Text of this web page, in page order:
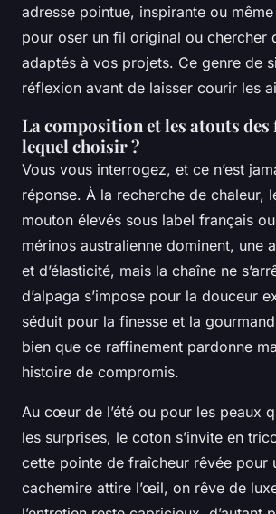
adresse pointue, inspirante ou
pour oser un fil original ou chercher
adaptés à vos projets. Ce genre de
réflexion avant de laisser courir les
La composition et les atouts
lequel choisir ?
Vous vous interrogez, et ce n’est
réponse. À la recherche de chaleur,
mouton élevés sous label français
mérinos australienne dominent, une
et d’élasticité, mais la chaîne ne
d’alpaga s’impose pour la douceur
séduit pour la finesse et la
bien que ce raffinement pardonne
histoire de compromis.
Au cœur de l’été ou pour les peaux
les surprises, le coton s’invite en
cette pointe de fraîcheur rêvée pour
cachemire attire l’œil, on rêve de